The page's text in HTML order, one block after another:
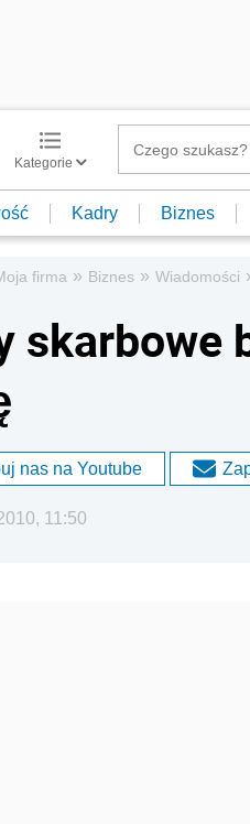
Kategorie
Kadry Biznes
firma » Biznes » Wiadomości
skarbowe
nas na Youtube
11:50